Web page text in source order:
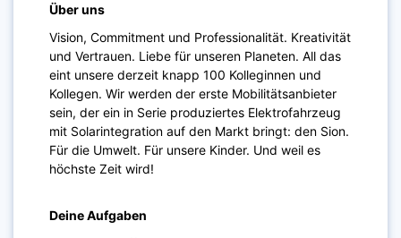
Über uns
Vision, Commitment und Professionalität. Kreativität
und Vertrauen. Liebe für unseren Planeten. All das
eint unsere derzeit knapp 100 Kolleginnen und
Kollegen. Wir werden der erste Mobilitätsanbieter
sein, der ein in Serie produziertes Elektrofahrzeug
mit Solarintegration auf den Markt bringt: den Sion.
Für die Umwelt. Für unsere Kinder. Und weil es
höchste Zeit wird!
Deine Aufgaben